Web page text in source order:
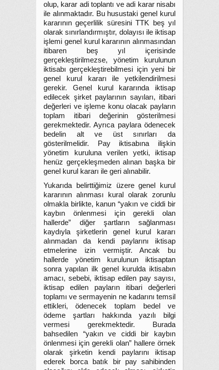
olup, karar adi toplantı ve adi karar nisabı
ile alınmaktadır. Bu husustaki genel kurul
kararının geçerlilik süresini TTK beş yıl
olarak sınırlandırmıştır, dolayısı ile iktisap
işlemi genel kurul kararının alınmasından
itibaren beş yıl içerisinde
gerçekleştirilmezse, yönetim kurulunun
iktisabı gerçekleştirebilmesi için yeni bir
genel kurul kararı ile yetkilendirilmesi
gerekir. Genel kurul kararında iktisap
edilecek şirket paylarının sayıları, itibari
değerleri ve işleme konu olacak payların
toplam itibari değerinin gösterilmesi
gerekmektedir. Ayrıca paylara ödenecek
bedelin alt ve üst sınırları da
gösterilmelidir. Pay iktisabına ilişkin
yönetim kuruluna verilen yetki, iktisap
henüz gerçekleşmeden alınan başka bir
genel kurul kararı ile geri alınabilir.
Yukarıda belirttiğimiz üzere genel kurul
kararının alınması kural olarak zorunlu
olmakla birlikte, kanun “yakın ve ciddi bir
kaybın önlenmesi için gerekli olan
hallerde” diğer şartların sağlanması
kaydıyla şirketlerin genel kurul kararı
alınmadan da kendi paylarını iktisap
etmelerine izin vermiştir. Ancak bu
hallerde yönetim kurulunun iktisaptan
sonra yapılan ilk genel kurulda iktisabın
amacı, sebebi, iktisap edilen pay sayısı,
iktisap edilen payların itibari değerleri
toplamı ve sermayenin ne kadarını temsil
ettikleri, ödenecek toplam bedel ve
ödeme şartları hakkında yazılı bilgi
vermesi gerekmektedir. Burada
bahsedilen “yakın ve ciddi bir kaybın
önlenmesi için gerekli olan” hallere örnek
olarak şirketin kendi paylarını iktisap
ederek borca batık bir pay sahibinden